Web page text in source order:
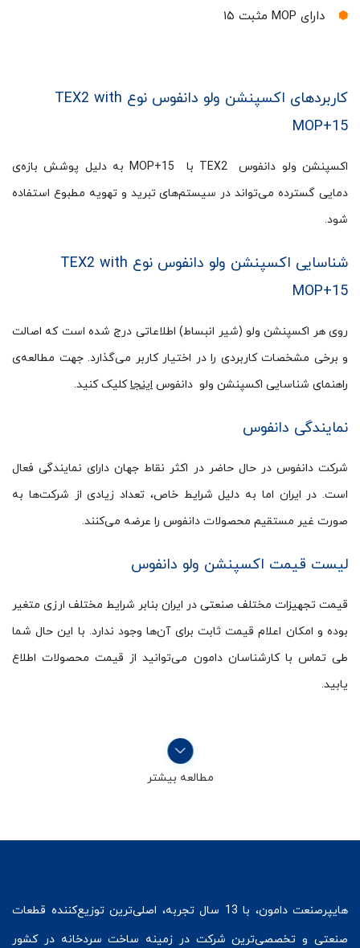
دارای MOP مثبت ۱۵
کاربردهای اکسپنشن ولو دانفوس نوع TEX2 with
MOP+15
اکسپنشن ولو دانفوس TEX2 با MOP+15 به دلیل پوشش بازه‌ی
دمایی گسترده می‌تواند در سیستم‌های تبرید و تهویه مطبوع استفاده
شود.
شناسایی اکسپنشن ولو دانفوس نوع TEX2 with
MOP+15
روی هر اکسپنشن ولو (شیر انبساط) اطلاعاتی درج شده است که اصالت
و برخی مشخصات کاربردی را در اختیار کاربر می‌گذارد. جهت مطالعه‌ی
راهنمای شناسایی اکسپنشن ولو دانفوس اینجاکلیک کنید.
نمایندگی دانفوس
شرکت دانفوس در حال حاضر در اکثر نقاط جهان دارای نمایندگی فعال
است. در ایران اما به دلیل شرایط خاص، تعداد زیادی از شرکت‌ها به
صورت غیر مستقیم محصولات دانفوس را عرضه می‌کنند.
لیست قیمت اکسپنشن ولو دانفوس
قیمت تجهیزات مختلف صنعتی در ایران بنابر شرایط مختلف ارزی متغیر
بوده و امکان اعلام قیمت ثابت برای آن‌ها وجود ندارد. با این حال شما
طی تماس با کارشناسان دامون می‌توانید از قیمت محصولات اطلاع
یابید.
مطالعه بیشتر
هایپرصنعت
دامون، با 13 سال تجربه، اصلی‌ترین توزیع‌کننده قطعات
صنعتی و تخصصی‌ترین شرکت در زمینه ساخت سردخانه در کشور